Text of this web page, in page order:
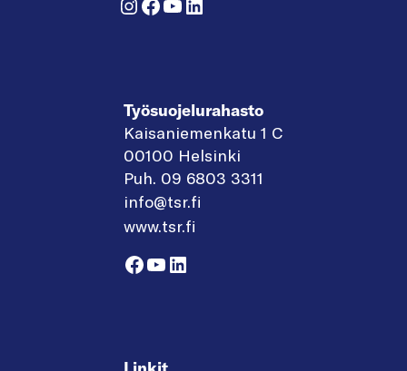
Työsuojelurahasto
Kaisaniemenkatu 1 C
00100 Helsinki
Puh. 09 6803 3311
info@tsr.fi
www.tsr.fi
Facebook
YouTube
LinkedIn